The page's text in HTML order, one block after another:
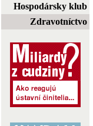
Hospodársky klub
Zdravotníctvo